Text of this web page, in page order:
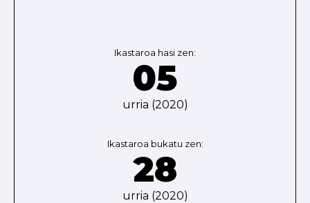
Ikastaroa hasi zen:
05
urria (2020)
Ikastaroa bukatu zen:
28
urria (2020)